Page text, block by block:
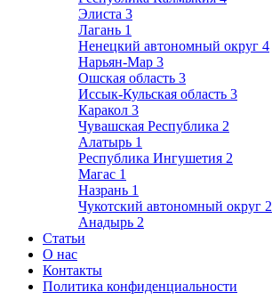
Элиста 3
Лагань 1
Ненецкий автономный округ 4
Нарьян-Мар 3
Ошская область 3
Иссык-Кульская область 3
Каракол 3
Чувашская Республика 2
Алатырь 1
Республика Ингушетия 2
Магас 1
Назрань 1
Чукотский автономный округ 2
Анадырь 2
Статьи
О нас
Контакты
Политика конфиденциальности